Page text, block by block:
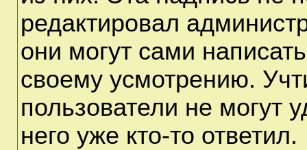
редактировал
они могут сами
своему усмотрению.
пользователи не могут
него уже кто-то ответил.